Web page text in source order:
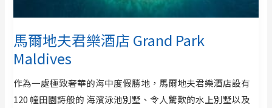
馬爾地夫君樂酒店 Grand Park
Maldives
作為一處極致奢華的海中度假勝地，馬爾地夫君樂酒店設有
120 幢田園詩般的 海濱泳池別墅、令人驚歎的水上別墅以及